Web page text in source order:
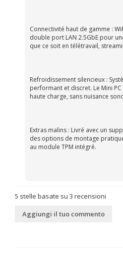
Connectivité haut de gamme :
double port LAN 2.5GbE pour
que ce soit en télétravail,
Refroidissement silencieux :
performant et discret. Le Mini
haute charge, sans nuisance
Extras malins : Livré avec un
des options de montage
au module TPM intégré.
5 stelle basate su 3 recensioni
Aggiungi il tuo commento